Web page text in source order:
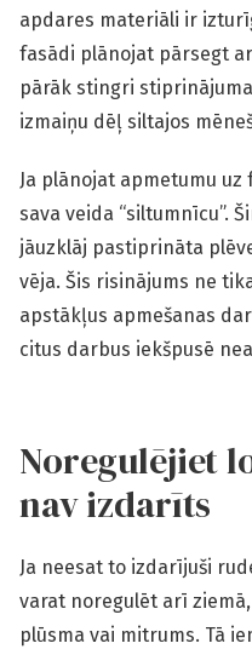
apdares materiāli ir
fasādi plānojat pārsegt
pārāk stingri
izmaiņu dēļ siltajos
Ja plānojat apmetumu
sava veida “siltumnīcu”.
jāuzklāj pastiprināta
vēja. Šis risinājums ne
apstākļus apmešanas
citus darbus iekšpusē
Noregulējiet
nav izdarīts
Ja neesat to izdarījuši
varat noregulēt arī
plūsma vai mitrums. Tā